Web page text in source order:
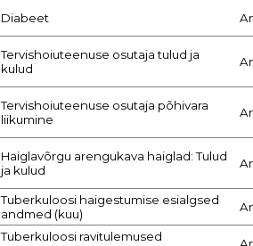
Diabeet
Tervishoiuteenuse osutaja tulud ja
kulud
Tervishoiuteenuse osutaja põhivara
liikumine
Haiglavõrgu arengukava haiglad: Tulud
ja kulud
Tuberkuloosi haigestumise esialgsed
andmed (kuu)
Tuberkuloosi ravitulemused